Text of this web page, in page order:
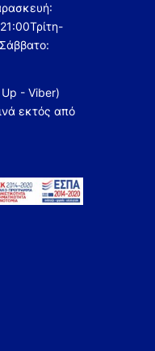
Τρίτη-
Σάββατο:
- Viber)
εκτός από